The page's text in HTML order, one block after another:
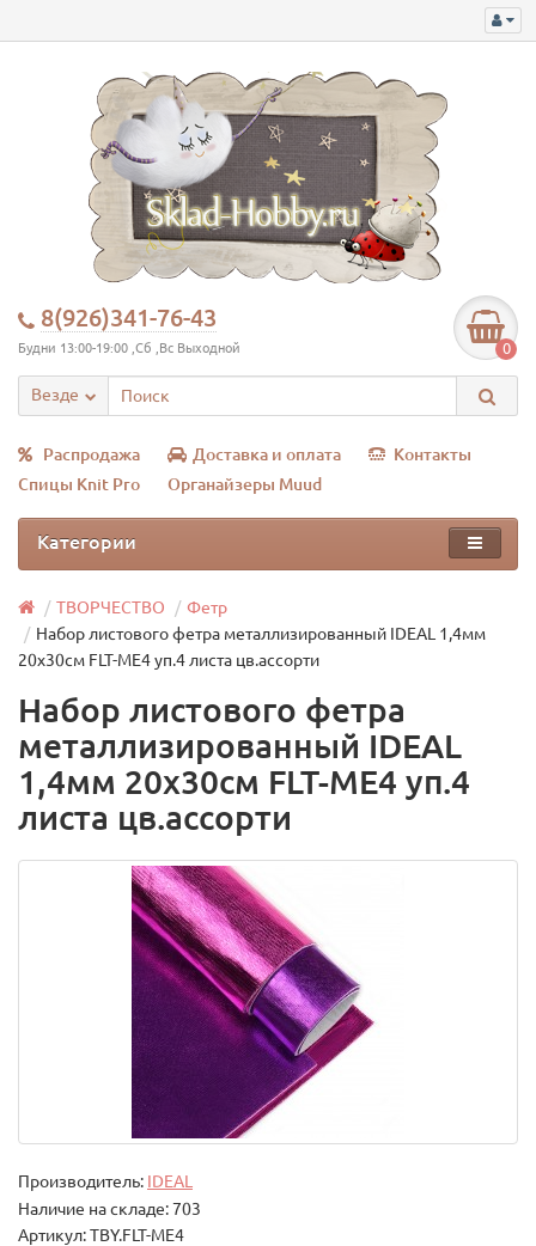
8(926)341-76-43
Будни 13:00-19:00 ,Сб ,Вс Выходной 0
Везде
Распродажа Доставка и оплата
Контакты
Спицы Knit Pro
Органайзеры Muud
Категории
ТВОРЧЕСТВО
Фетр
Набор листового фетра металлизированный IDEAL 1,4мм
20х30см FLT-ME4 уп.4 листа цв.ассорти
Набор листового фетра
металлизированный IDEAL
1,4мм 20х30см FLT-ME4 уп.4
листа цв.ассорти
Производитель: IDEAL
Наличие на складе: 703
Артикул: TBY.FLT-ME4